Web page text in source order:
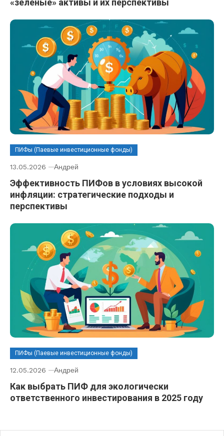
«зеленые» активы и их перспективы
ПИФы (Паевые инвестиционные фонды)
13.05.2026 Андрей
Эффективность ПИФов в условиях высокой
инфляции: стратегические подходы и
перспективы
ПИФы (Паевые инвестиционные фонды)
12.05.2026 Андрей
Как выбрать ПИФ для экологически
ответственного инвестирования в 2025 году